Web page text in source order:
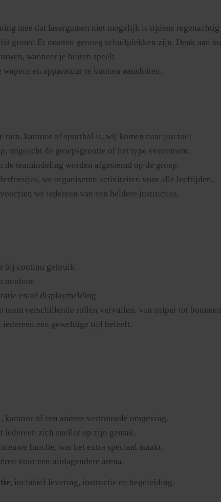
mee dat lasergamen niet mogelijk is tijdens regenachtig
groter. Er moeten genoeg schuilplekken zijn. Denk aan
wanneer je buiten speelt.
en apparatuur te kunnen aansluiten.
tuin, kantoor of sporthal is, wij komen naar jou toe!
ongeacht de groepsgrootte of het type evenement.
de teamindeling worden afgestemd op de groep.
we organiseren activiteiten voor alle leeftijden.
we iedereen van een heldere instructies.
bij continu gebruik.
outdoor
en/of displaymelding
team verschillende rollen vervullen, van sniper tot
een geweldige tijd beleeft.
kantoor of een andere vertrouwde omgeving.
iedereen zich sneller op zijn gemak.
functie, wat het extra speciaal maakt.
voor een uitdagendere arena.
, inclusief levering, instructie en begeleiding.